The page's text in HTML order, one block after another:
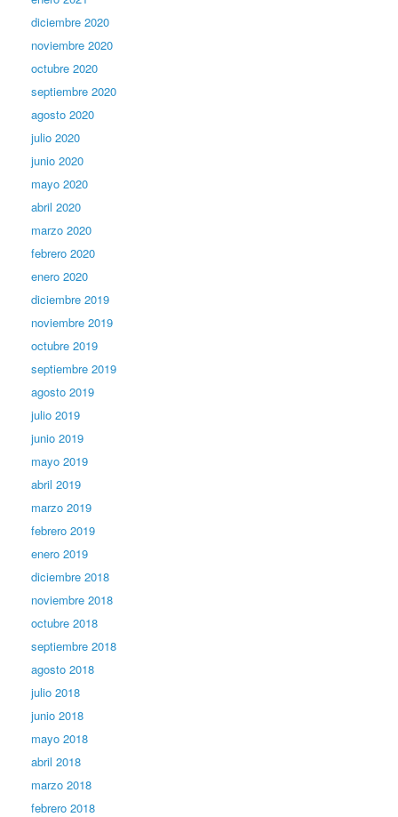
diciembre 2020
noviembre 2020
octubre 2020
septiembre 2020
agosto 2020
julio 2020
junio 2020
mayo 2020
abril 2020
marzo 2020
febrero 2020
enero 2020
diciembre 2019
noviembre 2019
octubre 2019
septiembre 2019
agosto 2019
julio 2019
junio 2019
mayo 2019
abril 2019
marzo 2019
febrero 2019
enero 2019
diciembre 2018
noviembre 2018
octubre 2018
septiembre 2018
agosto 2018
julio 2018
junio 2018
mayo 2018
abril 2018
marzo 2018
febrero 2018